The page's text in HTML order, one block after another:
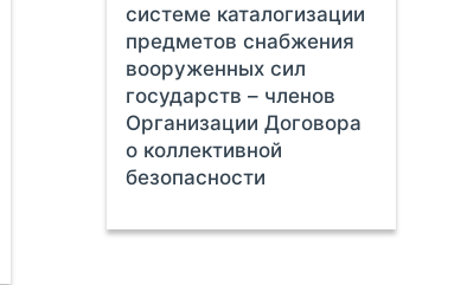
системе каталогизации
предметов снабжения
вооруженных сил
государств – членов
Организации Договора
о коллективной
безопасности